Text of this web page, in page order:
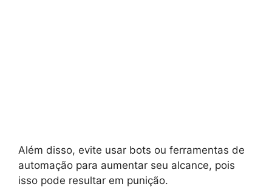
Além disso, evite usar bots ou ferramentas de
automação para aumentar seu alcance, pois
isso pode resultar em punição.